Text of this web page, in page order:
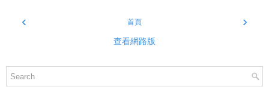
‹ ›
首頁
查看網路版